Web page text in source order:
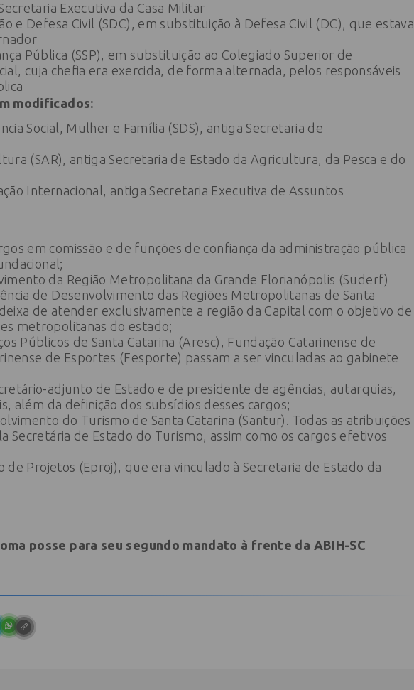
Executiva da Casa Militar
e Defesa Civil (SDC), em substituição à Defesa Civil (DC), que estava
Pública (SSP), em substituição ao Colegiado Superior de
cuja chefia era exercida, de forma alternada, pelos responsáveis
modificados:
Social, Mulher e Família (SDS), antiga Secretaria de
(SAR), antiga Secretaria de Estado da Agricultura, da Pesca e do
Internacional, antiga Secretaria Executiva de Assuntos
em comissão e de funções de confiança da administração pública
da Região Metropolitana da Grande Florianópolis (Suderf)
de Desenvolvimento das Regiões Metropolitanas de Santa
de atender exclusivamente a região da Capital com o objetivo de
metropolitanas do estado;
Públicos de Santa Catarina (Aresc), Fundação Catarinense de
de Esportes (Fesporte) passam a ser vinculadas ao gabinete
adjunto de Estado e de presidente de agências, autarquias,
além da definição dos subsídios desses cargos;
do Turismo de Santa Catarina (Santur). Todas as atribuições
Secretária de Estado do Turismo, assim como os cargos efetivos
de Projetos (Eproj), que era vinculado à Secretaria de Estado da
posse para seu segundo mandato à frente da ABIH-SC